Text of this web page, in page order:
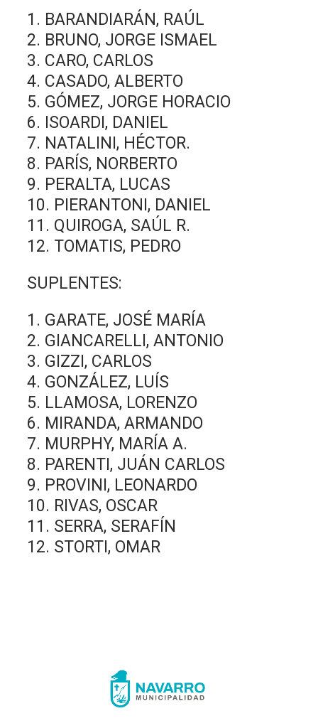
1. BARANDIARÁN, RAÚL
2. BRUNO, JORGE ISMAEL
3. CARO, CARLOS
4. CASADO, ALBERTO
5. GÓMEZ, JORGE HORACIO
6. ISOARDI, DANIEL
7. NATALINI, HÉCTOR.
8. PARÍS, NORBERTO
9. PERALTA, LUCAS
10. PIERANTONI, DANIEL
11. QUIROGA, SAÚL R.
12. TOMATIS, PEDRO
SUPLENTES:
1. GARATE, JOSÉ MARÍA
2. GIANCARELLI, ANTONIO
3. GIZZI, CARLOS
4. GONZÁLEZ, LUÍS
5. LLAMOSA, LORENZO
6. MIRANDA, ARMANDO
7. MURPHY, MARÍA A.
8. PARENTI, JUÁN CARLOS
9. PROVINI, LEONARDO
10. RIVAS, OSCAR
11. SERRA, SERAFÍN
12. STORTI, OMAR